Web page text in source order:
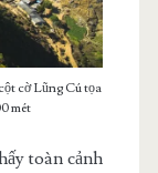
cờ Lũng Cú tọa
mét
toàn cảnh